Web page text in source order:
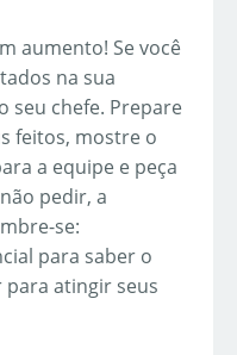
aumento! Se você
na sua
seu chefe. Prepare
feitos, mostre o
a equipe e peça
pedir, a
se:
para saber o
atingir seus